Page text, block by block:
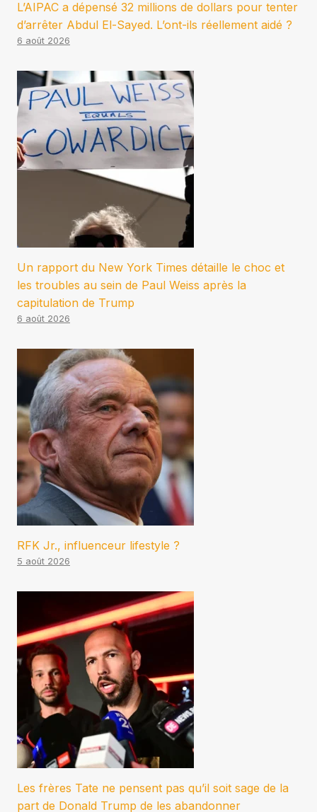
L’AIPAC a dépensé 32 millions de dollars pour tenter
d’arrêter Abdul El-Sayed. L’ont-ils réellement aidé ?
6 août 2026
Un rapport du New York Times détaille le choc et
les troubles au sein de Paul Weiss après la
capitulation de Trump
6 août 2026
RFK Jr., influenceur lifestyle ?
5 août 2026
Les frères Tate ne pensent pas qu’il soit sage de la
part de Donald Trump de les abandonner